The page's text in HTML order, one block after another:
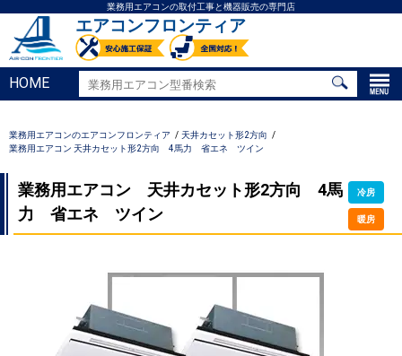
業務用エアコンの取付工事と機器販売の専門店
エアコンフロンティア
HOME
業務用エアコンのエアコンフロンティア
天井カセット形2方向
業務用エアコン 天井カセット形2方向 4馬力 省エネ ツイン
業務用エアコン 天井カセット形2方向 4馬
力 省エネ ツイン
冷房
暖房